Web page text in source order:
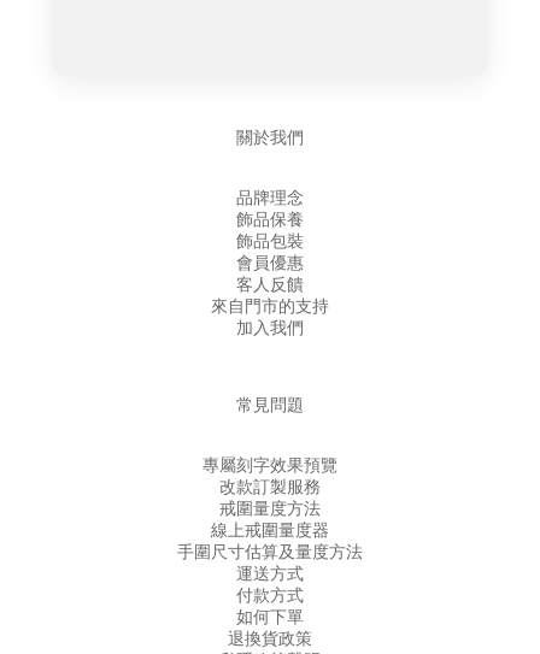
關於我們
品牌理念
飾品保養
飾品包裝
會員優惠
客人反饋
來自門市的支持
加入我們
常見問題
專屬刻字效果預覽
改款訂製服務
戒圍量度方法
線上戒圍量度器
手圍尺寸估算及量度方法
運送方式
付款方式
如何下單
退換貨政策